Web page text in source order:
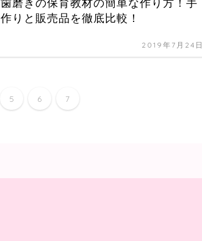
歯磨きの保育教材の簡単な作り方！手
作りと販売品を徹底比較！
2019年7月24日
5 6 7